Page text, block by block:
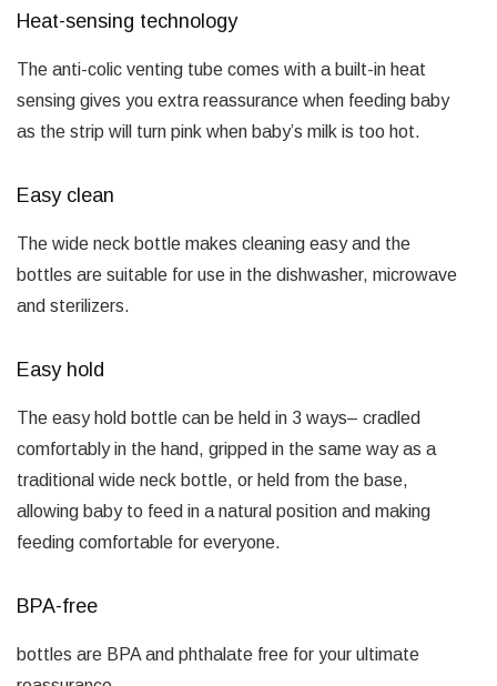
Heat-sensing technology
The anti-colic venting tube comes with a built-in heat
sensing gives you extra reassurance when feeding baby
as the strip will turn pink when baby’s milk is too hot.
Easy clean
The wide neck bottle makes cleaning easy and the
bottles are suitable for use in the dishwasher, microwave
and sterilizers.
Easy hold
The easy hold bottle can be held in 3 ways– cradled
comfortably in the hand, gripped in the same way as a
traditional wide neck bottle, or held from the base,
allowing baby to feed in a natural position and making
feeding comfortable for everyone.
BPA-free
bottles are BPA and phthalate free for your ultimate